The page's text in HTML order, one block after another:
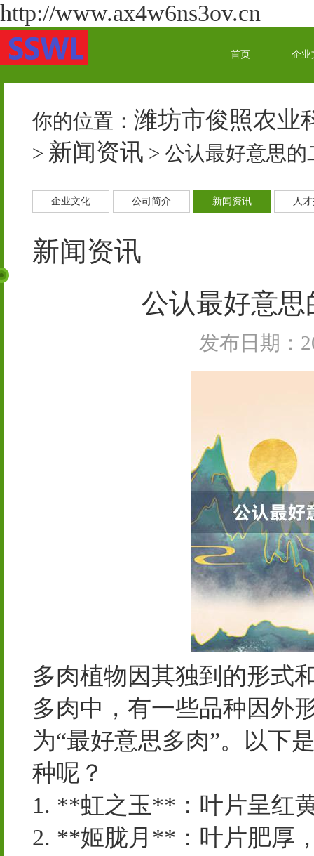
http://www.ax4w6ns3ov.cn
首页 企业
你的位置： 潍坊市俊照农业
> 新闻资讯 > 公认最好意思
企业文化 公司简介 新闻资讯 人
新闻资讯
公认最好意
发布日期：
多肉植物因其独到的形式
多肉中，有一些品种因外
为“最好意思多肉”。以下
种呢？
1. **虹之玉**：叶片呈红
2. **姬胧月**：叶片肥厚